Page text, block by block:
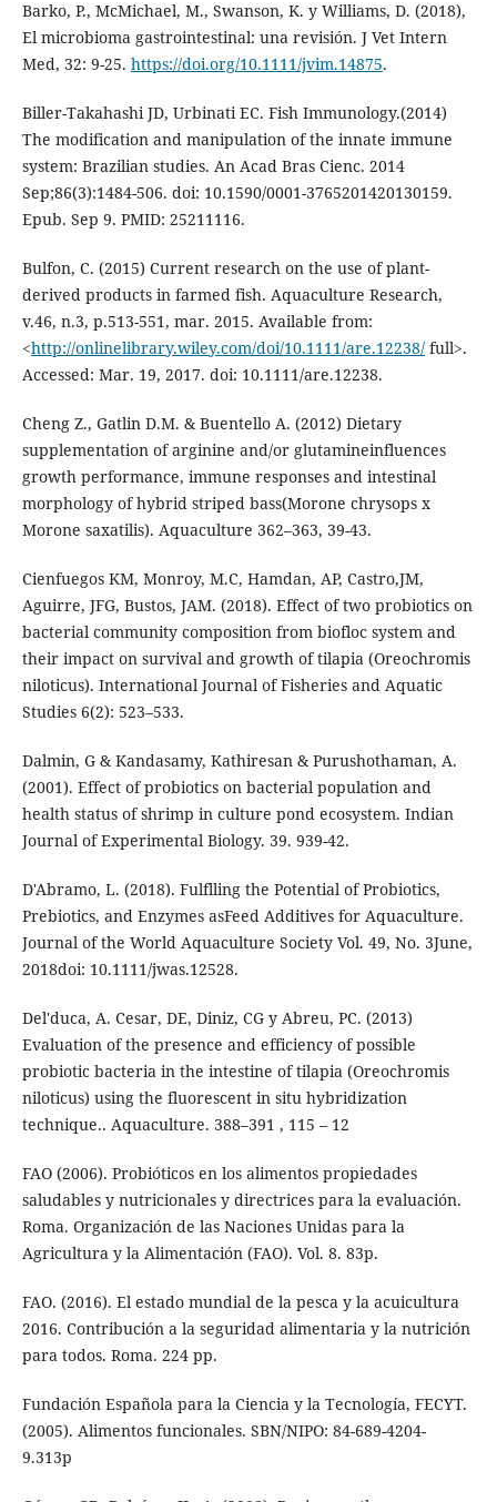
Barko, P., McMichael, M., Swanson, K. y Williams, D. (2018),
El microbioma gastrointestinal: una revisión. J Vet Intern
Med, 32: 9-25. https://doi.org/10.1111/jvim.14875.
Biller-Takahashi JD, Urbinati EC. Fish Immunology.(2014)
The modification and manipulation of the innate immune
system: Brazilian studies. An Acad Bras Cienc. 2014
Sep;86(3):1484-506. doi: 10.1590/0001-3765201420130159.
Epub. Sep 9. PMID: 25211116.
Bulfon, C. (2015) Current research on the use of plant-
derived products in farmed fish. Aquaculture Research,
v.46, n.3, p.513-551, mar. 2015. Available from:
<http://onlinelibrary.wiley.com/doi/10.1111/are.12238/full>.
Accessed: Mar. 19, 2017. doi: 10.1111/are.12238.
Cheng Z., Gatlin D.M. & Buentello A. (2012) Dietary
supplementation of arginine and/or glutamineinfluences
growth performance, immune responses and intestinal
morphology of hybrid striped bass(Morone chrysops x
Morone saxatilis). Aquaculture 362–363, 39-43.
Cienfuegos KM, Monroy, M.C, Hamdan, AP, Castro,JM,
Aguirre, JFG, Bustos, JAM. (2018). Effect of two probiotics on
bacterial community composition from biofloc system and
their impact on survival and growth of tilapia (Oreochromis
niloticus). International Journal of Fisheries and Aquatic
Studies 6(2): 523–533.
Dalmin, G & Kandasamy, Kathiresan & Purushothaman, A.
(2001). Effect of probiotics on bacterial population and
health status of shrimp in culture pond ecosystem. Indian
Journal of Experimental Biology. 39. 939-42.
D'Abramo, L. (2018). Fulflling the Potential of Probiotics,
Prebiotics, and Enzymes asFeed Additives for Aquaculture.
Journal of the World Aquaculture Society Vol. 49, No. 3June,
2018doi: 10.1111/jwas.12528.
Del'duca, A. Cesar, DE, Diniz, CG y Abreu, PC. (2013)
Evaluation of the presence and efficiency of possible
probiotic bacteria in the intestine of tilapia (Oreochromis
niloticus) using the fluorescent in situ hybridization
technique.. Aquaculture. 388–391 , 115 – 12
FAO (2006). Probióticos en los alimentos propiedades
saludables y nutricionales y directrices para la evaluación.
Roma. Organización de las Naciones Unidas para la
Agricultura y la Alimentación (FAO). Vol. 8. 83p.
FAO. (2016). El estado mundial de la pesca y la acuicultura
2016. Contribución a la seguridad alimentaria y la nutrición
para todos. Roma. 224 pp.
Fundación Española para la Ciencia y la Tecnología, FECYT.
(2005). Alimentos funcionales. SBN/NIPO: 84-689-4204-
9.313p